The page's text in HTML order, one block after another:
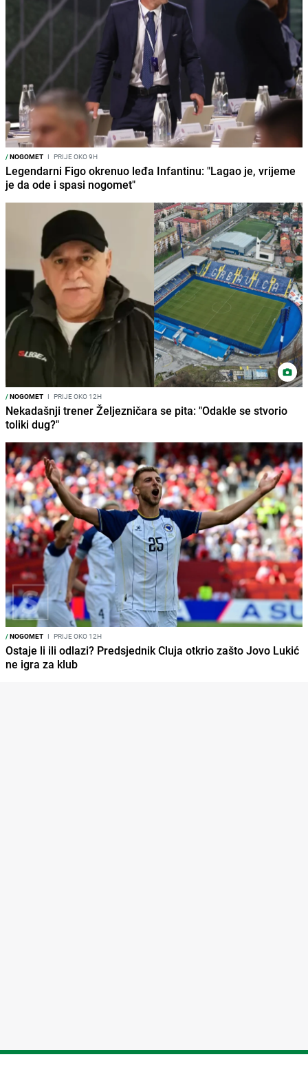
/NOGOMET I PRIJE OKO 9H
Legendarni Figo okrenuo leđa Infantinu: "Lagao je, vrijeme
je da ode i spasi nogomet"
/NOGOMET I PRIJE OKO 12H
Nekadašnji trener Željezničara se pita: "Odakle se stvorio
toliki dug?"
/NOGOMET I PRIJE OKO 12H
Ostaje li ili odlazi? Predsjednik Cluja otkrio zašto Jovo Lukić
ne igra za klub